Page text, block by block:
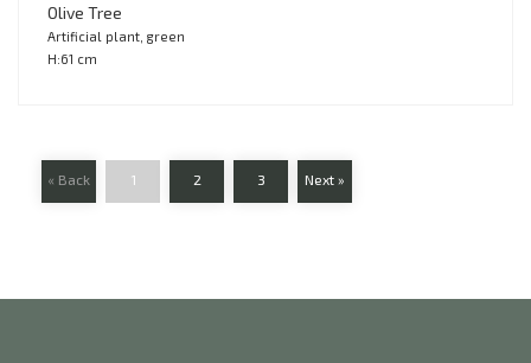
Olive Tree
Artificial plant, green
H:61 cm
« Back 1 2 3 Next »